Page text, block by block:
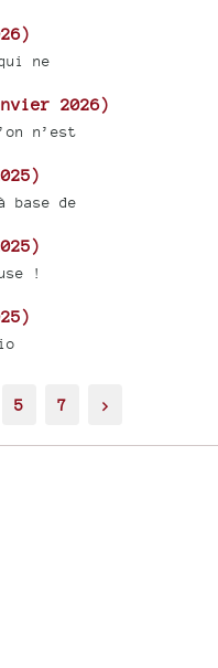
ne
2026)
n’est
base de
!
5 7 >